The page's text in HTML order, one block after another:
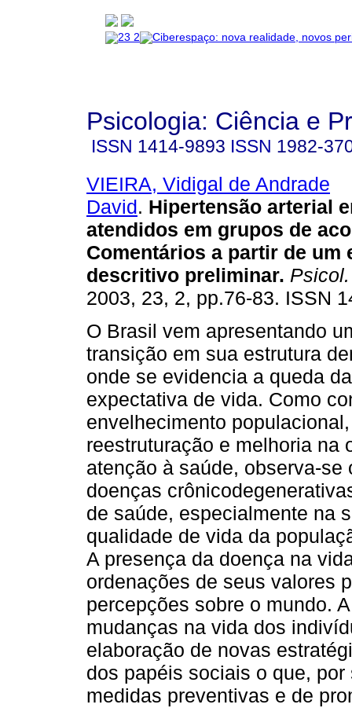
Psicologia: Ciência e
ISSN 1414-9893 ISSN 1982-
VIEIRA, Vidigal de Andrade
David. Hipertensão arterial
atendidos em grupos de
Comentários a partir de um
descritivo preliminar.
2003, 23, 2, pp.76-83. ISSN
O Brasil vem apresentando
transição em sua estrutura
onde se evidencia a queda
expectativa de vida. Como
envelhecimento
reestruturação e melhoria na
atenção à saúde, observa-
doenças
de saúde, especialmente na
qualidade de vida da
A presença da doença na
ordenações de seus valores
percepções sobre o mundo.
mudanças na vida dos
elaboração de novas
dos papéis sociais o que,
medidas preventivas e de